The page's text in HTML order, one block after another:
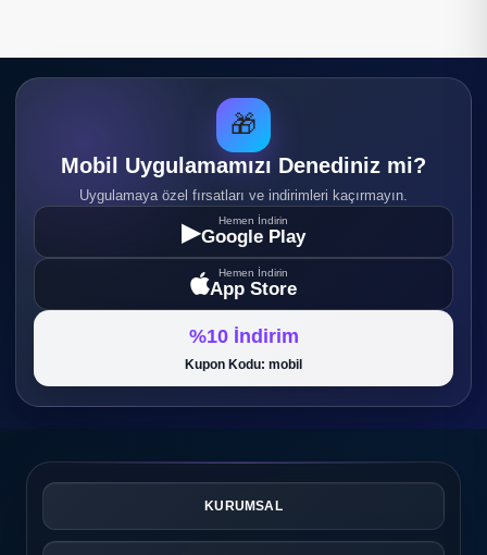
🎁
Mobil Uygulamamızı Denediniz mi?
Uygulamaya özel fırsatları ve indirimleri kaçırmayın.
▶ Hemen İndirin
Google Play
Hemen İndirin
App Store
%10 İndirim
Kupon Kodu: mobil
KURUMSAL